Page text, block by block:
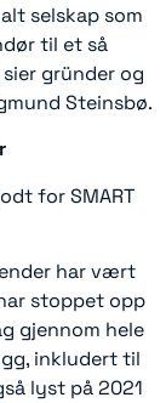
selskap som
til et så
gründer og
Steinsbø.
for SMART
har vært
stoppet opp
gjennom hele
inkludert til
lyst på 2021